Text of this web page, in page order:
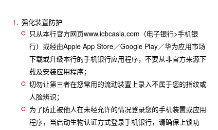
强化装置防护
只从本行官方网页www.icbcasia.com（电子银行>手机银
行）或经由Apple App Store／Google Play／华为应用市场
下载或升级本行的手机银行应用程序，不要从非官方来源下
载及安装应用程序；
切勿让第三者在您常用的流动装置上录入不属于您的指纹或
人脸辨识；
为了防止被他人在未经允许的情况登录您的手机装置或应用
程序，当启动生物认证方式登录手机银行，请确保上锁功